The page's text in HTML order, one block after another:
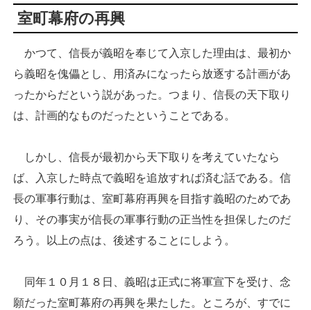
室町幕府の再興
かつて、信長が義昭を奉じて入京した理由は、最初か
ら義昭を傀儡とし、用済みになったら放逐する計画があ
ったからだという説があった。つまり、信長の天下取り
は、計画的なものだったということである。
しかし、信長が最初から天下取りを考えていたなら
ば、入京した時点で義昭を追放すれば済む話である。信
長の軍事行動は、室町幕府再興を目指す義昭のためであ
り、その事実が信長の軍事行動の正当性を担保したのだ
ろう。以上の点は、後述することにしよう。
同年１０月１８日、義昭は正式に将軍宣下を受け、念
願だった室町幕府の再興を果たした。ところが、すでに